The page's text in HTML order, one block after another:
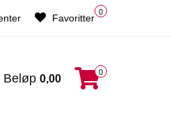
0
Favoritter
Beløp 0,00
0